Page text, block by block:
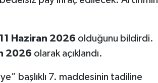
11 Haziran 2026 olduğunu bildirdi.
2026 olarak açıklandı.
başlıklı 7. maddesinin tadiline